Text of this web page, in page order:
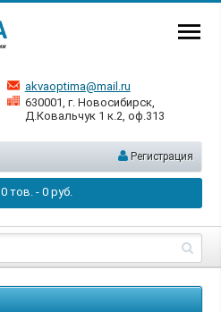
akvaoptima@mail.ru
630001, г. Новосибирск,
Д.Ковальчук 1 к.2, оф.313
Регистрация
0тов. - 0руб.